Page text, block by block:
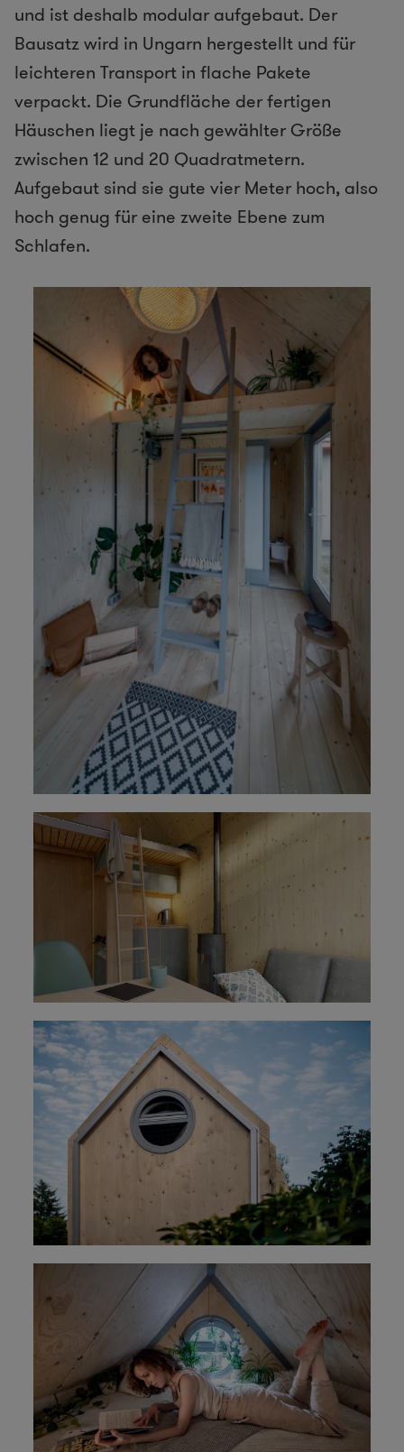
und ist deshalb modular aufgebaut. Der
Bausatz wird in Ungarn hergestellt und für
leichteren Transport in flache Pakete
verpackt. Die Grundfläche der fertigen
Häuschen liegt je nach gewählter Größe
zwischen 12 und 20 Quadratmetern.
Aufgebaut sind sie gute vier Meter hoch, also
hoch genug für eine zweite Ebene zum
Schlafen.